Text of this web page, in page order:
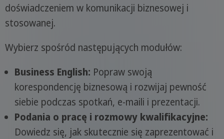
doświadczeniem w komunikacji biznesowej i
stosowanej.
Wybierz spośród następujących modułów:
Business English: Popraw swoją
korespondencję biznesową i rozwijaj pewność
siebie podczas spotkań, e-maili i prezentacji.
Podania o pracę i rozmowy kwalifikacyjne:
Dowiedz się, jak skutecznie się zaprezentować i